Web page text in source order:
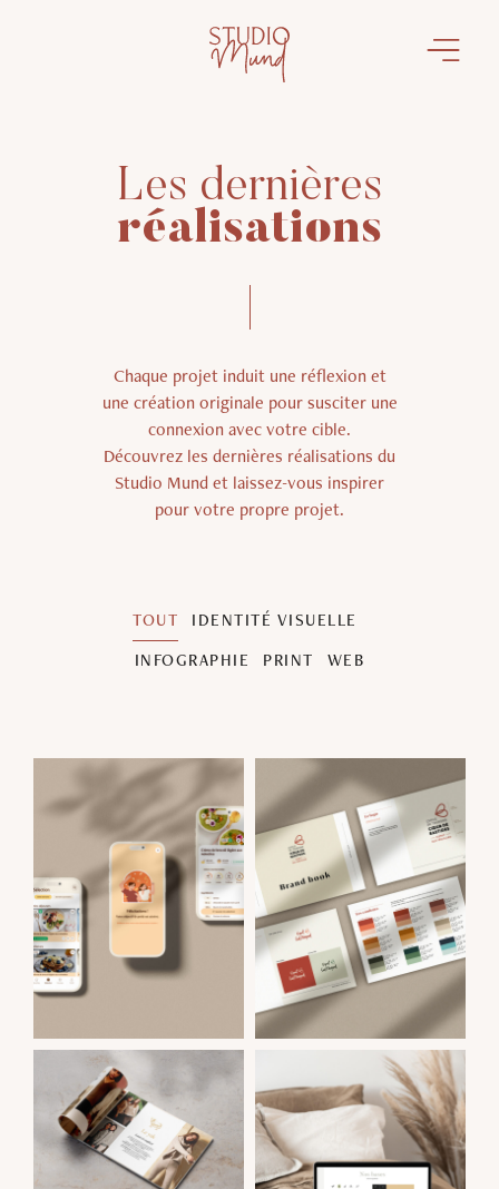
Les dernières
réalisations
Chaque projet induit une réflexion et
une création originale pour susciter une
connexion avec votre cible.
Découvrez les dernières réalisations du
Studio Mund et laissez-vous inspirer
pour votre propre projet.
TOUT
IDENTITÉ VISUELLE
INFOGRAPHIE
PRINT WEB